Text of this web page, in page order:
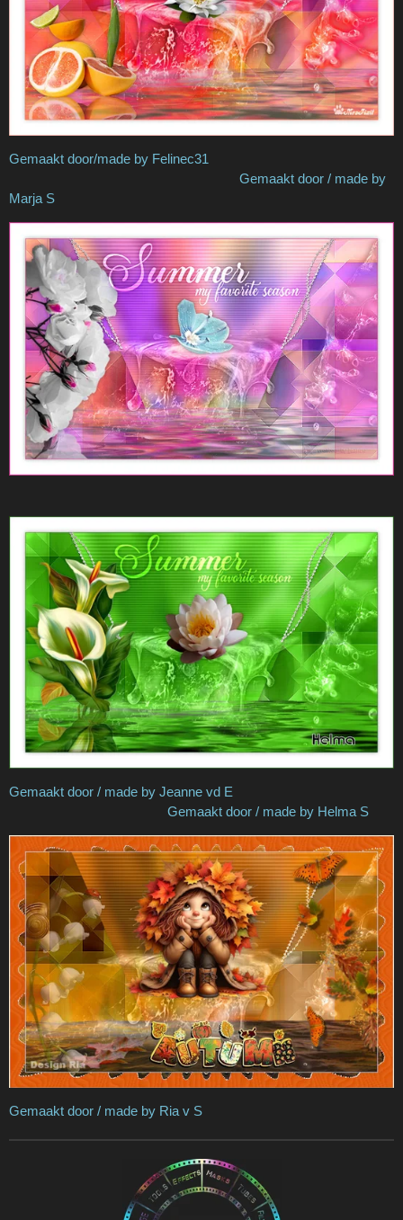
Gemaakt door/made by Felinec31
Gemaakt door / made by
Marja S
Gemaakt door / made by Jeanne vd E
Gemaakt door / made by Helma S
Gemaakt door / made by Ria v S